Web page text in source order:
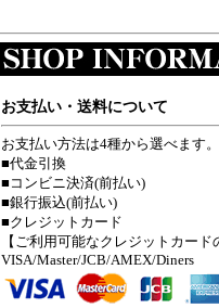
お支払い・送料について
お支払い方法は4種から選べます。
■代金引換
■コンビニ決済(前払い)
■銀行振込(前払い)
■クレジットカード
【ご利用可能なクレジットカード
VISA/Master/JCB/AMEX/Diners